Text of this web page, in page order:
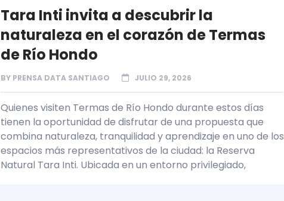
Tara Inti invita a descubrir la
naturaleza en el corazón de Termas
de Río Hondo
BY PRENSA DATA SANTIAGO JULIO 29, 2026
Quienes visiten Termas de Río Hondo durante estos días
tienen la oportunidad de disfrutar de una propuesta que
combina naturaleza, tranquilidad y aprendizaje en uno de los
espacios más representativos de la ciudad: la Reserva
Natural Tara Inti. Ubicada en un entorno privilegiado,